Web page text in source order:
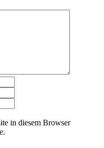
in diesem Browser